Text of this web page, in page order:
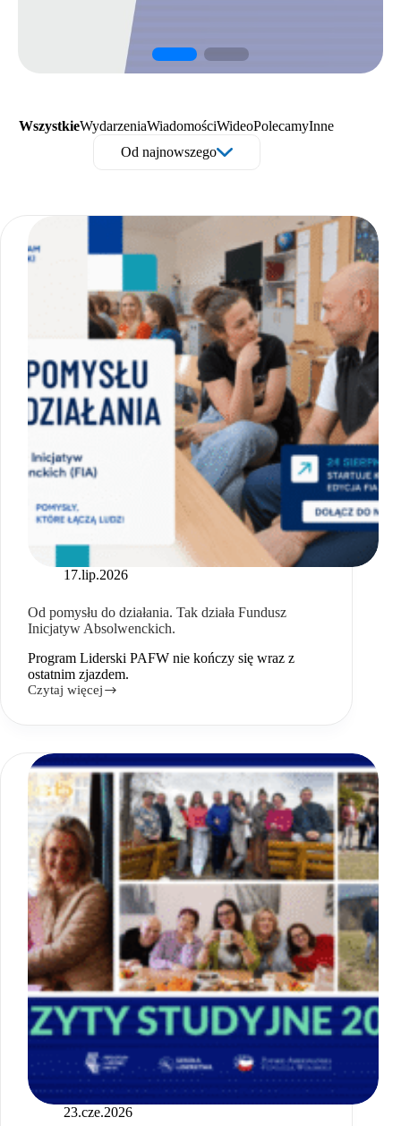
WszystkieWydarzeniaWiadomościWideoPolecamyInne
Od najnowszego
17.lip.2026
Od pomysłu do działania. Tak działa Fundusz
Inicjatyw Absolwenckich.
Program Liderski PAFW nie kończy się wraz z
ostatnim zjazdem.
Czytaj więcej
Od
Tak
działa
Fundusz
Inicjatyw
Absolwenckich.
23.cze.2026